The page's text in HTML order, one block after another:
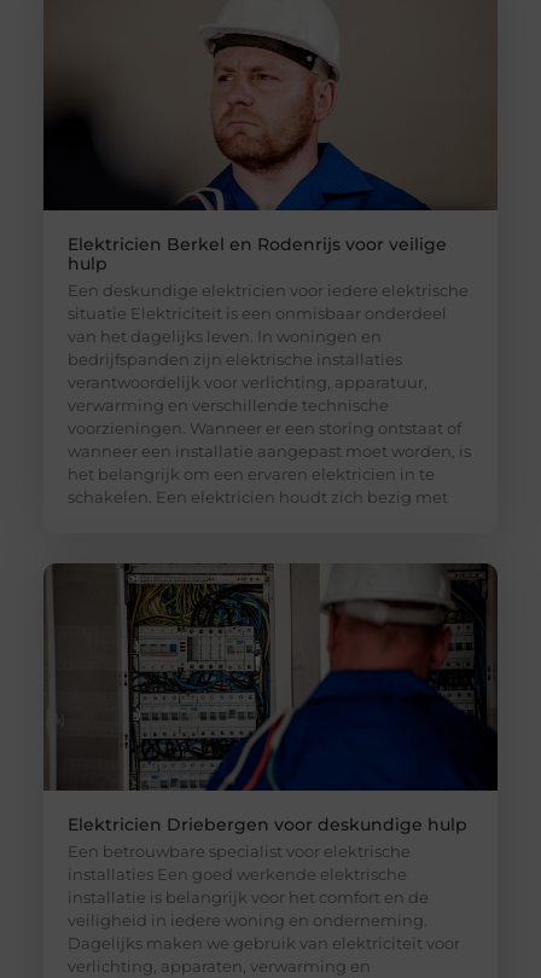
Elektricien Berkel en Rodenrijs voor veilige
hulp
Een deskundige elektricien voor iedere elektrische
situatie Elektriciteit is een onmisbaar onderdeel
van het dagelijks leven. In woningen en
bedrijfspanden zijn elektrische installaties
verantwoordelijk voor verlichting, apparatuur,
verwarming en verschillende technische
voorzieningen. Wanneer er een storing ontstaat of
wanneer een installatie aangepast moet worden, is
het belangrijk om een ervaren elektricien in te
schakelen. Een elektricien houdt zich bezig met
Elektricien Driebergen voor deskundige hulp
Een betrouwbare specialist voor elektrische
installaties Een goed werkende elektrische
installatie is belangrijk voor het comfort en de
veiligheid in iedere woning en onderneming.
Dagelijks maken we gebruik van elektriciteit voor
verlichting, apparaten, verwarming en